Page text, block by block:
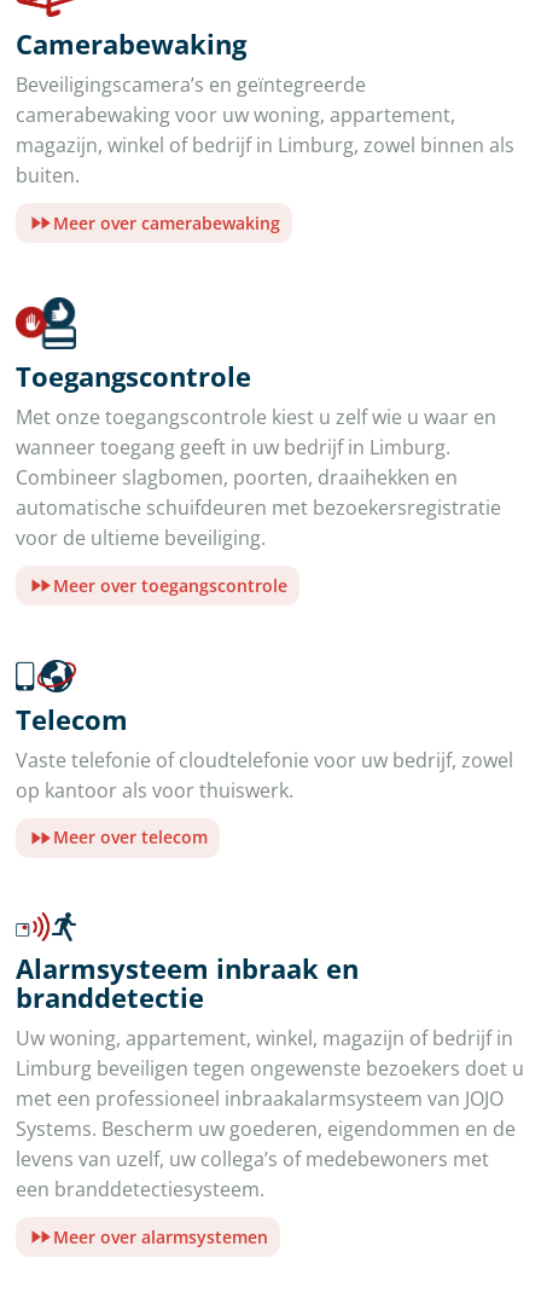
Camerabewaking
Beveiligingscamera’s en geïntegreerde
camerabewaking voor uw woning, appartement,
magazijn, winkel of bedrijf in Limburg, zowel binnen als
buiten.
Meer over camerabewaking
Toegangscontrole
Met onze toegangscontrole kiest u zelf wie u waar en
wanneer toegang geeft in uw bedrijf in Limburg.
Combineer slagbomen, poorten, draaihekken en
automatische schuifdeuren met bezoekersregistratie
voor de ultieme beveiliging.
Meer over toegangscontrole
Telecom
Vaste telefonie of cloudtelefonie voor uw bedrijf, zowel
op kantoor als voor thuiswerk.
Meer over telecom
Alarmsysteem inbraak en
branddetectie
Uw woning, appartement, winkel, magazijn of bedrijf in
Limburg beveiligen tegen ongewenste bezoekers doet u
met een professioneel inbraakalarmsysteem van JOJO
Systems. Bescherm uw goederen, eigendommen en de
levens van uzelf, uw collega’s of medebewoners met
een branddetectiesysteem.
Meer over alarmsystemen